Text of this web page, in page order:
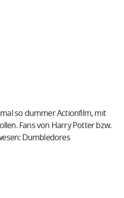
mal so dummer Actionfilm, mit
Fans von Harry Potter bzw.
Dumbledores